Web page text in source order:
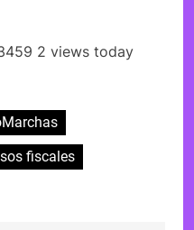
2 views today
fiscales